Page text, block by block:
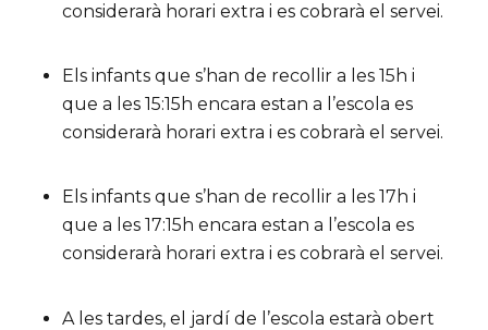
considerarà horari extra i es cobrarà el servei.
Els infants que s’han de recollir a les 15h i
que a les 15:15h encara estan a l’escola es
considerarà horari extra i es cobrarà el servei.
Els infants que s’han de recollir a les 17h i
que a les 17:15h encara estan a l’escola es
considerarà horari extra i es cobrarà el servei.
A les tardes, el jardí de l’escola estarà obert